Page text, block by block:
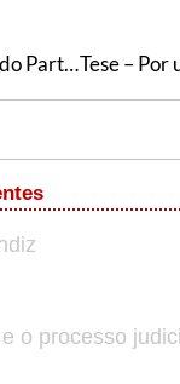
Nota da militância do Partido dos Trabalhadores (RJ)
o processo